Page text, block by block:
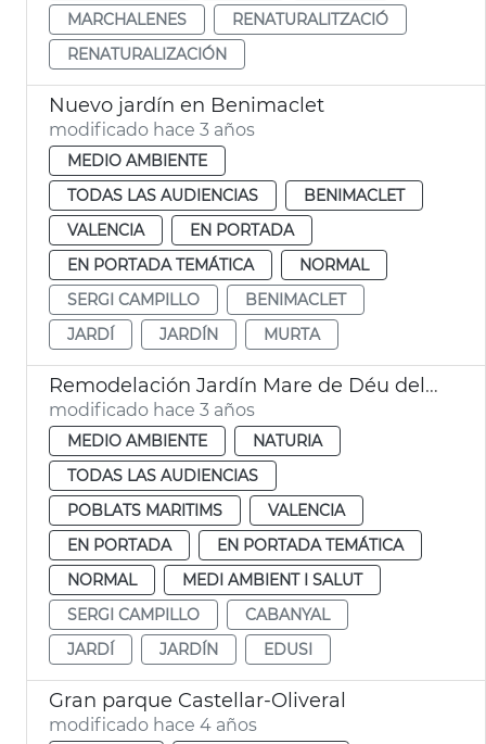
MARCHALENES
RENATURALITZACIÓ
RENATURALIZACIÓN
Nuevo jardín en Benimaclet
modificado hace 3 años
MEDIO AMBIENTE
TODAS LAS AUDIENCIAS
BENIMACLET
VALENCIA
EN PORTADA
EN PORTADA TEMÁTICA
NORMAL
SERGI CAMPILLO
BENIMACLET
JARDÍ
JARDÍN MURTA
Remodelación Jardín Mare de Déu del Castell
modificado hace 3 años
MEDIO AMBIENTE
NATURIA
TODAS LAS AUDIENCIAS
POBLATS MARITIMS
VALENCIA
EN PORTADA
EN PORTADA TEMÁTICA
NORMAL
MEDI AMBIENT I SALUT
SERGI CAMPILLO
CABANYAL
JARDÍ
JARDÍN EDUSI
Gran parque Castellar-Oliveral
modificado hace 4 años